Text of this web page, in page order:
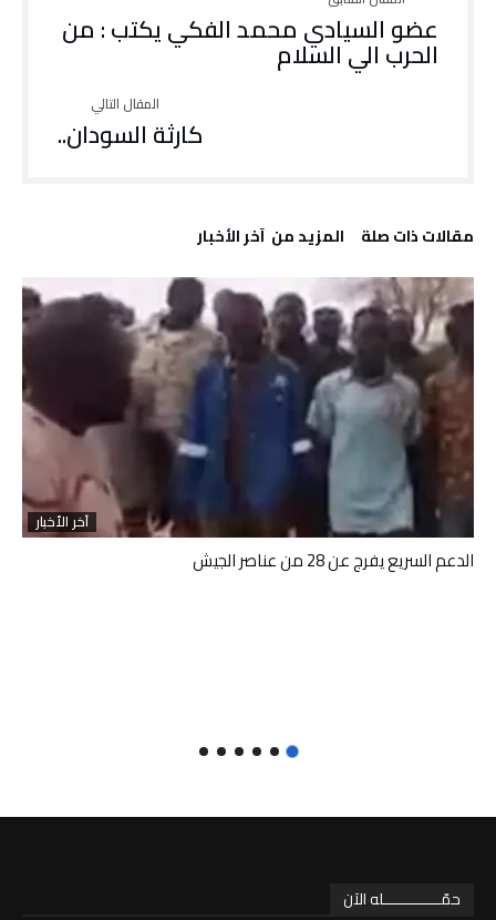
عضو السيادي محمد الفكي يكتب : من
الحرب الي السلام
كارثة السودان..
‫مقالات ذات صلة‬ ‫المزيد من ‬ آخر الأخبار
آخر الأخبار
الدعم السريع يفرج عن 28 من عناصر الجيش
حمّـــــــــــــله الآن